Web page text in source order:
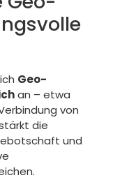
Geo-
an – etwa
von
die
und